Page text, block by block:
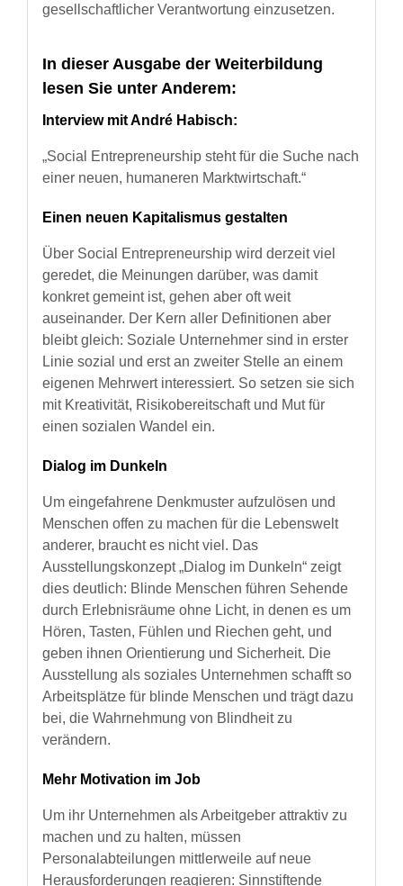
gesellschaftlicher Verantwortung einzusetzen.
In dieser Ausgabe der Weiterbildung
lesen Sie unter Anderem:
Interview mit André Habisch:
„Social Entrepreneurship steht für die Suche nach
einer neuen, humaneren Marktwirtschaft.“
Einen neuen Kapitalismus gestalten
Über Social Entrepreneurship wird derzeit viel
geredet, die Meinungen darüber, was damit
konkret gemeint ist, gehen aber oft weit
auseinander. Der Kern aller Definitionen aber
bleibt gleich: Soziale Unternehmer sind in erster
Linie sozial und erst an zweiter Stelle an einem
eigenen Mehrwert interessiert. So setzen sie sich
mit Kreativität, Risikobereitschaft und Mut für
einen sozialen Wandel ein.
Dialog im Dunkeln
Um eingefahrene Denkmuster aufzulösen und
Menschen offen zu machen für die Lebenswelt
anderer, braucht es nicht viel. Das
Ausstellungskonzept „Dialog im Dunkeln“ zeigt
dies deutlich: Blinde Menschen führen Sehende
durch Erlebnisräume ohne Licht, in denen es um
Hören, Tasten, Fühlen und Riechen geht, und
geben ihnen Orientierung und Sicherheit. Die
Ausstellung als soziales Unternehmen schafft so
Arbeitsplätze für blinde Menschen und trägt dazu
bei, die Wahrnehmung von Blindheit zu
verändern.
Mehr Motivation im Job
Um ihr Unternehmen als Arbeitgeber attraktiv zu
machen und zu halten, müssen
Personalabteilungen mittlerweile auf neue
Herausforderungen reagieren: Sinnstiftende